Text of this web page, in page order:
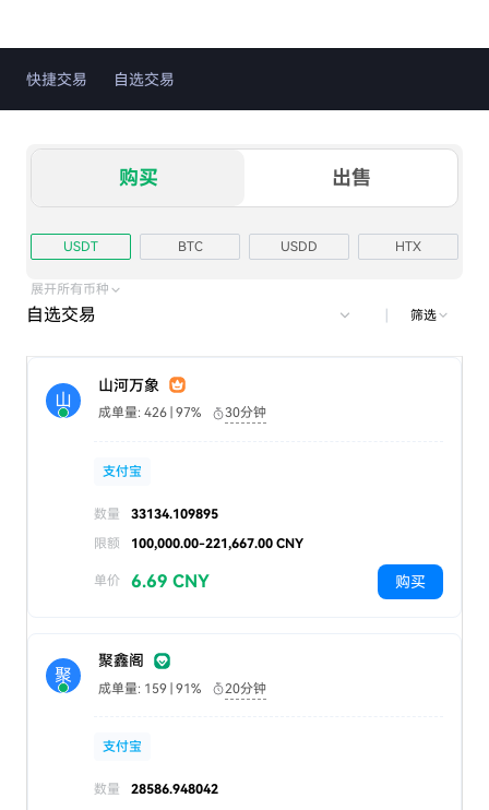
快捷交易 自选交易
购买 出售
USDT BTC USDD HTX
ETH
展开所有币种
自选交易 | 筛选
山
山河万象
成单量: 426 | 97% 30分钟
支付宝
数量
33134.109895
限额
100,000.00-221,667.00 CNY
单价 6.69 CNY 购买
聚
聚鑫阁
成单量: 159 | 91% 20分钟
支付宝
数量
28586.948042